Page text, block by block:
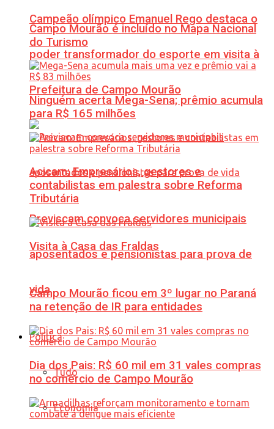
Campeão olímpico Emanuel Rego destaca o
poder transformador do esporte em visita à
Prefeitura de Campo Mourão
Previscam convoca servidores municipais
aposentados e pensionistas para prova de
vida
Política
Tudo
Economia
Campo Mourão é incluído no Mapa Nacional
do Turismo
Ninguém acerta Mega-Sena; prêmio acumula
para R$ 165 milhões
Acicam: Empresários, gestores e
contabilistas em palestra sobre Reforma
Tributária
Visita à Casa das Fraldas
Campo Mourão ficou em 3º lugar no Paraná
na retenção de IR para entidades
Dia dos Pais: R$ 60 mil em 31 vales compras
no comércio de Campo Mourão